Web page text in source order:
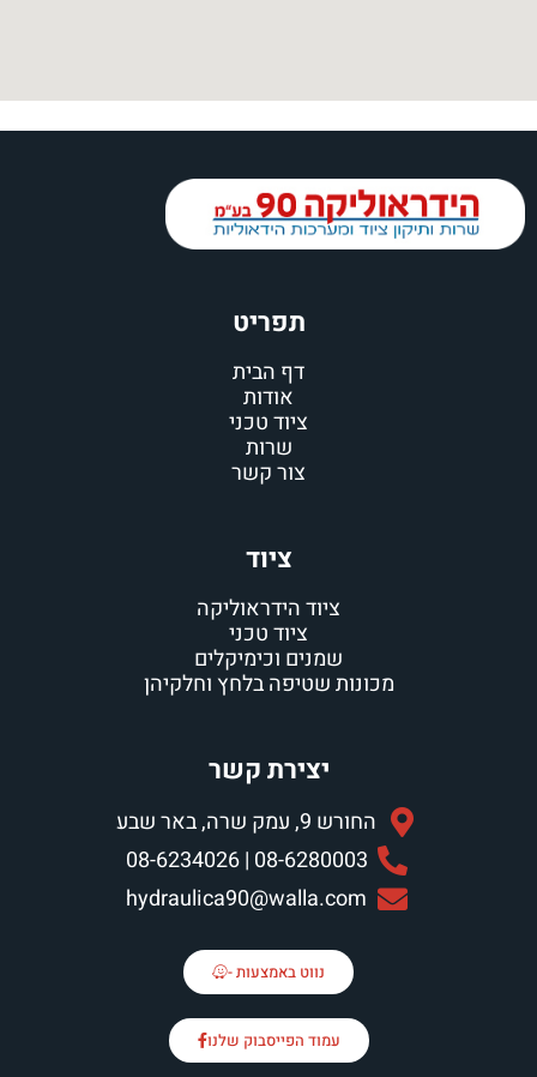
תפריט
דף הבית
אודות
ציוד טכני
שרות
צור קשר
ציוד
ציוד הידראוליקה
ציוד טכני
שמנים וכימיקלים
מכונות שטיפה בלחץ וחלקיהן
יצירת קשר
החורש 9, עמק שרה, באר שבע
08-6280003 | 08-6234026
hydraulica90@walla.com
נווט באמצעות -
עמוד הפייסבוק שלנו